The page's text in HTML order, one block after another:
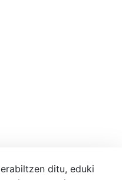
ditu, eduki